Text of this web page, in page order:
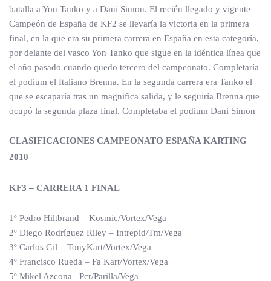
batalla a Yon Tanko y a Dani Simon. El recién llegado y vigente
Campeón de España de KF2 se llevaría la victoria en la primera
final, en la que era su primera carrera en España en esta categoría,
por delante del vasco Yon Tanko que sigue en la idéntica línea que
el año pasado cuando quedo tercero del campeonato. Completaría
el podium el Italiano Brenna. En la segunda carrera era Tanko el
que se escaparía tras un magnifica salida, y le seguiría Brenna que
ocupó la segunda plaza final. Completaba el podium Dani Simon
CLASIFICACIONES CAMPEONATO ESPAÑA KARTING
2010
KF3 – CARRERA 1 FINAL
1º Pedro Hiltbrand – Kosmic/Vortex/Vega
2º Diego Rodríguez Riley – Intrepid/Tm/Vega
3º Carlos Gil – TonyKart/Vortex/Vega
4º Francisco Rueda – Fa Kart/Vortex/Vega
5º Mikel Azcona –Pcr/Parilla/Vega